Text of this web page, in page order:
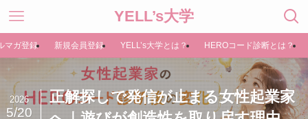
YELL’s大学
マガ登録 新規会員登録 YELL’s大学とは？ HEROコード診断とは？
正解探しで発信が止まる女性起業家
2026
5/20